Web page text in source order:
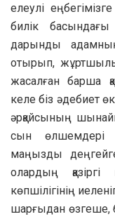
елеулі
билік
дарынды
отырып,
жасалған барша
келе біз әдебиет
әрқайсының
сын өлшемдері
маңызды
олардың
көпшілігінің
шарғыдан өзгеше,